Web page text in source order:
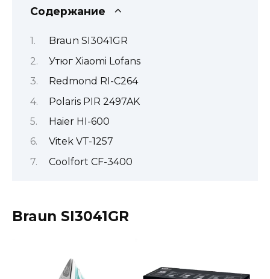
Содержание
Braun SI3041GR
Утюг Xiaomi Lofans
Redmond RI-C264
Polaris PIR 2497AK
Haier HI-600
Vitek VT-1257
Coolfort CF-3400
Braun SI3041GR